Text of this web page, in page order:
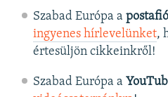
Szabad Európa a
ingyenes hírlevelünket,
értesüljön cikkeinkről!
Szabad Európa a